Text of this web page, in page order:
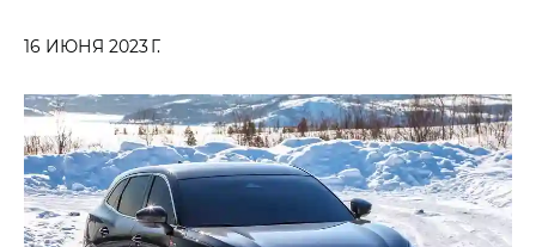
16 ИЮНЯ 2023 Г.